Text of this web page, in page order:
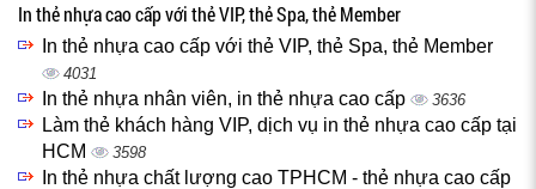
In thẻ nhựa cao cấp với thẻ VIP, thẻ Spa, thẻ Member
In thẻ nhựa cao cấp với thẻ VIP, thẻ Spa, thẻ Member
4031
In thẻ nhựa nhân viên, in thẻ nhựa cao cấp 3636
Làm thẻ khách hàng VIP, dịch vụ in thẻ nhựa cao cấp tại
HCM
3598
In thẻ nhựa chất lượng cao TPHCM - thẻ nhựa cao cấp